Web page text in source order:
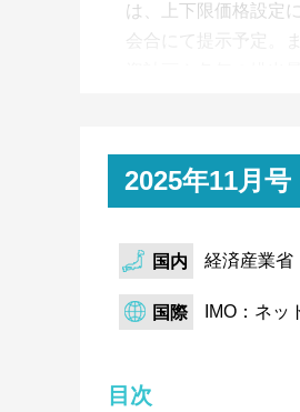
は、上下限価格設定
会合にて提示予定。
変化なし。非FIT非
札量が売入札量を大
続した模様。
金融庁は、企業内容
表。時価総額が一定
報がセーフハーバー
2025年11月
国内 経済産業省
国際 IMO：ネ
目次